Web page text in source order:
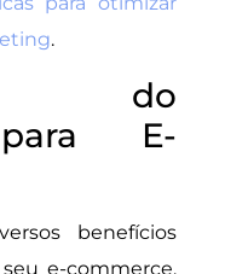
.
do
E-
benefícios
e-commerce.